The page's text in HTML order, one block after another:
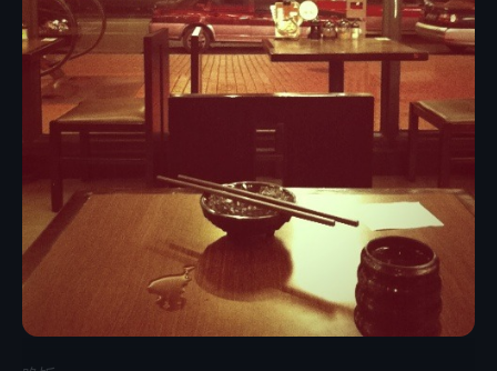
您对安全宝公司的关注。关于您本文提到的图片，安全宝公司
已经征得了原作者同意，并且在网站中已经进行了标识，因此
并没有存在侵权的行为。 鉴于这种情况，抱着友好协商的态
度，肯请您对您的文章作出相应修改，以免对安全宝公司造成
负面影响，好吗？ 读完邮件，我立刻访问 安全宝 发现其页脚
已经添加图标设计声明，如图： 事已至此，也许法律上可以
到被揭发再联系作者申请使用权的行为我仍然觉得是可耻的。
安全宝 这次遇到了一个心地善良的设计师，算是走运了，好
自为之吧。 另外，Rokey Zhang 告诉我，这套图标可以免费
授权给非商业用途，在
Iconfinder（http://www.iconfinder.com/browse/iconset/
上也可以读到 Rokey Zhang 的以下声明： Notifications: